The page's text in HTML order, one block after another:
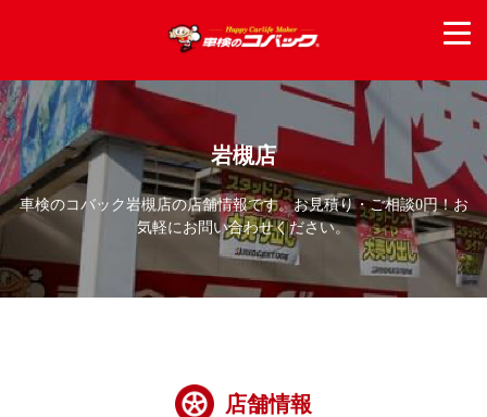
岩槻店
車検のコバック岩槻店の店舗情報です。お見積り・ご相談0円！お
気軽にお問い合わせください。
店舗情報